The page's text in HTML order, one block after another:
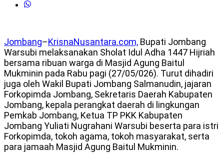
Jombang–KrisnaNusantara.com, Bupati Jombang
Warsubi melaksanakan Sholat Idul Adha 1447 Hijriah
bersama ribuan warga di Masjid Agung Baitul
Mukminin pada Rabu pagi (27/05/026). Turut dihadiri
juga oleh Wakil Bupati Jombang Salmanudin, jajaran
Forkopimda Jombang, Sekretaris Daerah Kabupaten
Jombang, kepala perangkat daerah di lingkungan
Pemkab Jombang, Ketua TP PKK Kabupaten
Jombang Yuliati Nugrahani Warsubi beserta para istri
Forkopimda, tokoh agama, tokoh masyarakat, serta
para jamaah Masjid Agung Baitul Mukminin.